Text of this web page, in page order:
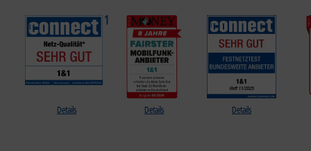
Details Details Details